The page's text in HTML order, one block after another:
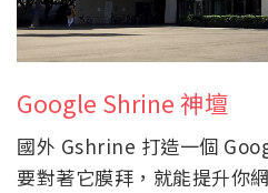
Google Shrine 神壇
國外 Gshrine 打造一個
要對著它膜拜，就能提升你